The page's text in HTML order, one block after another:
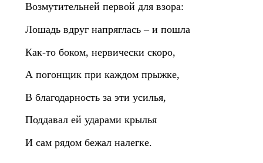
Возмутительней первой для взора:
Лошадь вдруг напряглась – и пошла
Как‑то боком, нервически скоро,
А погонщик при каждом прыжке,
В благодарность за эти усилья,
Поддавал ей ударами крылья
И сам рядом бежал налегке.